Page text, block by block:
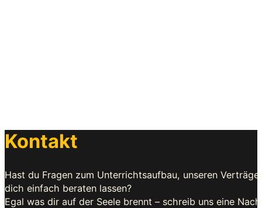
Kontakt
Hast du Fragen zum Unterrichtsaufbau, unseren
dich einfach beraten lassen?
Egal was dir auf der Seele brennt – schreib uns eine